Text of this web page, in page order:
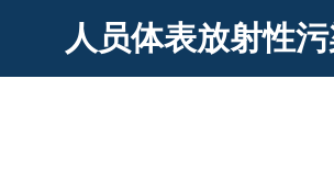
人员体表放射性